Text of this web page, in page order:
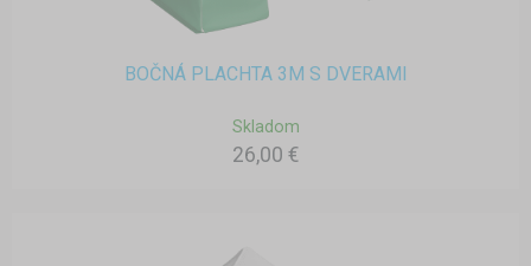
BOČNÁ PLACHTA 3M S DVERAMI
Skladom
26,00 €